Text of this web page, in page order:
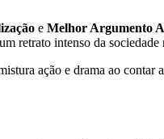
e Melhor Argumento
retrato intenso da
ação e drama ao